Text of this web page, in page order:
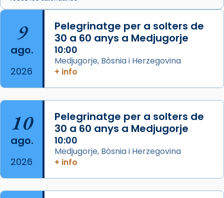
de Barcelona.
2 weeks ago
Aquest dilluns, 27 de juliol, ha tingut lloc la
missa d’acció de gràcies en agraïment al
comitè organitzador de la visita apostòlica
del Sant Pare Lleó XIV a Barcelona, i als
col·laboradors, a la Catedral de Barcelona.
L’arquebisbe de Barcelona, el cardenal Joan
Josep Omella, ha presidit la missa i l’ha
concelebrat el bisbe auxiliar de Barcelona,
Mons. David Abadías.
📸 Dr. G. Simón
Foto
9
ago.
2026
Pelegrinatge per a solters de
30 a 60 anys a Medjugorje
10:00
Medjugorje, Bòsnia i Herzegovina
+ info
10
ago.
2026
Pelegrinatge per a solters de
30 a 60 anys a Medjugorje
10:00
Medjugorje, Bòsnia i Herzegovina
+ info